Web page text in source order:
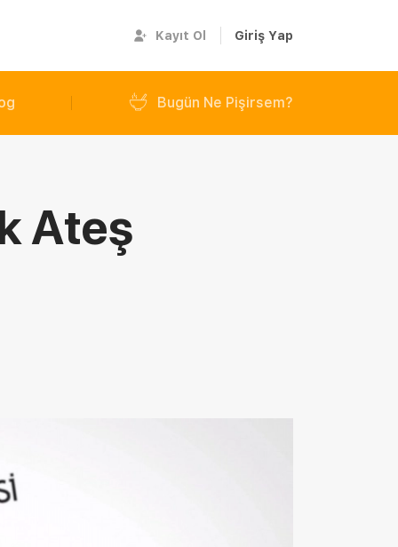
Kayıt Ol Giriş Yap
Bugün Ne Pişirsem?
Ateş